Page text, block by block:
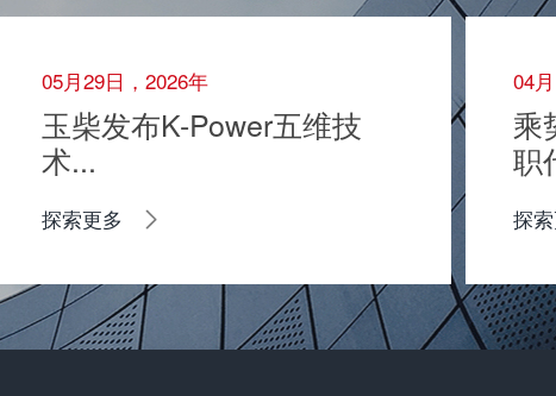
05月29日，2026年
玉柴发布K-Power五维技
术...
探索更多
04
乘
职
探